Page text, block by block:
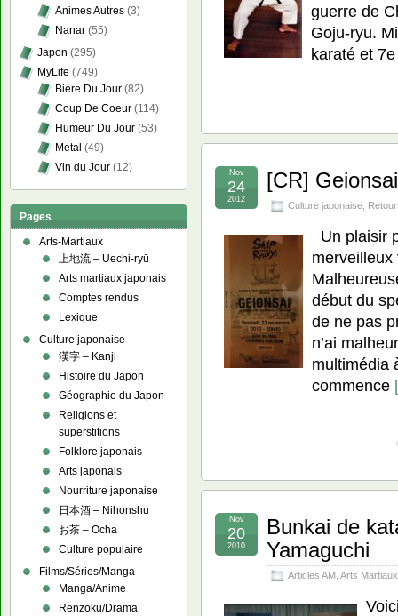
guerre de
Goju-ryu.
karaté et
[CR]
Culture japonaise
Nov
24
2012
Un plaisir
début du
de ne pas
n’ai
multimédia
commence
Bunkai de
Yamaguchi
Articles AM Arts Martiaux
Nov
20
2010
Animes Autres (3)
Nanar (55)
Japon (295)
MyLife (749)
Bière Du Jour (82)
Coup De Coeur (114)
Humeur Du Jour (53)
Metal (49)
Vin du Jour (12)
Pages
Arts-Martiaux
上地流 – Uechi-ryū
Arts martiaux japonais
Comptes rendus
Lexique
Culture japonaise
漢字 – Kanji
Histoire du Japon
Géographie du Japon
Religions et
superstitions
Folklore japonais
Arts japonais
Nourriture japonaise
日本酒 – Nihonshu
お茶 – Ocha
Culture populaire
Films/Séries/Manga
Manga/Anime
Renzoku/Drama